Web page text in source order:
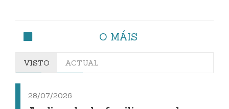
O MÁIS
VISTO ACTUAL
28/07/2026